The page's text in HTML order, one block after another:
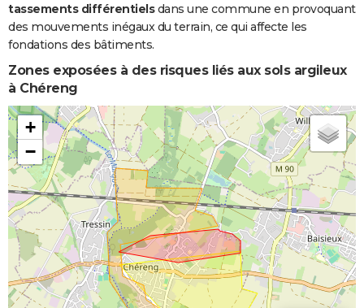
tassements différentielsdans une commune en provoquant
des mouvements inégaux du terrain, ce qui affecte les
fondations des bâtiments.
Zones exposées à des risques liés aux sols argileux
à Chéreng
+
−